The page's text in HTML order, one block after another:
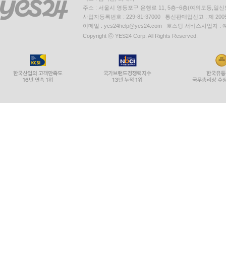
주소 : 서울시 영등포구 은행로 11, 5층~6층(여의도동,일신
사업자등록번호 : 229-81-37000 통신판매업신고 : 제
이메일 : yes24help@yes24.com 호스팅 서비스사업자 :
Copyright ⓒ YES24 Corp. All Rights Reserved.